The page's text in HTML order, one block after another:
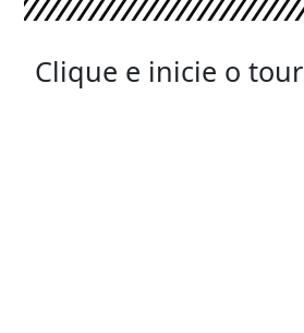
Clique e inicie o tour